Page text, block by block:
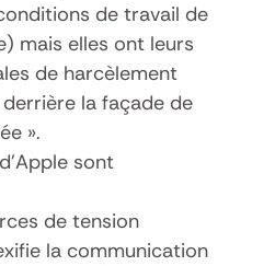
de travail de
mais elles ont leurs
de harcèlement
la façade de
».
sont
de tension
la communication